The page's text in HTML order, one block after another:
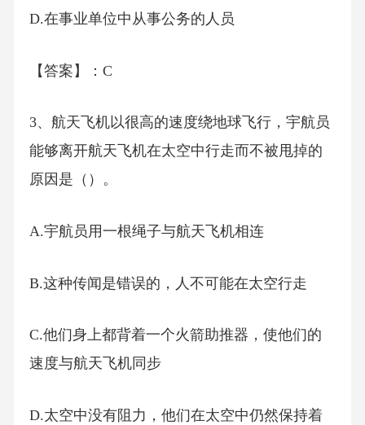
D.在事业单位中从事公务的人员
【答案】：C
3、航天飞机以很高的速度绕地球飞行，宇航员
能够离开航天飞机在太空中行走而不被甩掉的
原因是（）。
A.宇航员用一根绳子与航天飞机相连
B.这种传闻是错误的，人不可能在太空行走
C.他们身上都背着一个火箭助推器，使他们的
速度与航天飞机同步
D.太空中没有阻力，他们在太空中仍然保持着